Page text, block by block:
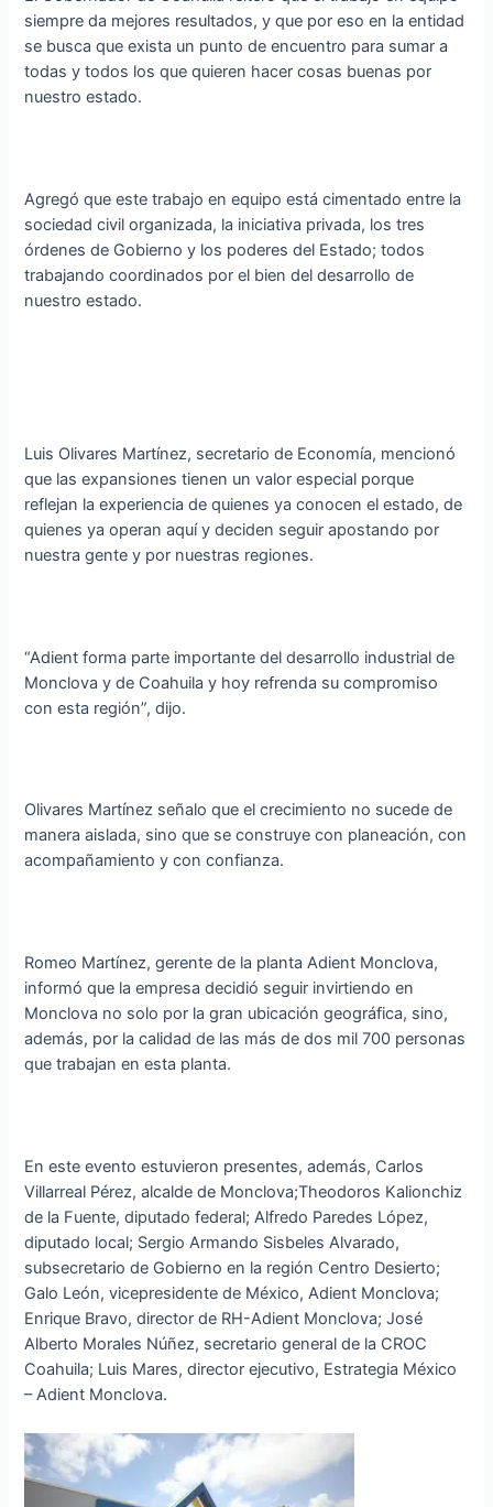
siempre da mejores resultados, y que por eso en la entidad
se busca que exista un punto de encuentro para sumar a
todas y todos los que quieren hacer cosas buenas por
nuestro estado.
Agregó que este trabajo en equipo está cimentado entre la
sociedad civil organizada, la iniciativa privada, los tres
órdenes de Gobierno y los poderes del Estado; todos
trabajando coordinados por el bien del desarrollo de
nuestro estado.
Luis Olivares Martínez, secretario de Economía, mencionó
que las expansiones tienen un valor especial porque
reflejan la experiencia de quienes ya conocen el estado, de
quienes ya operan aquí y deciden seguir apostando por
nuestra gente y por nuestras regiones.
“Adient forma parte importante del desarrollo industrial de
Monclova y de Coahuila y hoy refrenda su compromiso
con esta región”, dijo.
Olivares Martínez señalo que el crecimiento no sucede de
manera aislada, sino que se construye con planeación, con
acompañamiento y con confianza.
Romeo Martínez, gerente de la planta Adient Monclova,
informó que la empresa decidió seguir invirtiendo en
Monclova no solo por la gran ubicación geográfica, sino,
además, por la calidad de las más de dos mil 700 personas
que trabajan en esta planta.
En este evento estuvieron presentes, además, Carlos
Villarreal Pérez, alcalde de Monclova;Theodoros Kalionchiz
de la Fuente, diputado federal; Alfredo Paredes López,
diputado local; Sergio Armando Sisbeles Alvarado,
subsecretario de Gobierno en la región Centro Desierto;
Galo León, vicepresidente de México, Adient Monclova;
Enrique Bravo, director de RH-Adient Monclova; José
Alberto Morales Núñez, secretario general de la CROC
Coahuila; Luis Mares, director ejecutivo, Estrategia México
– Adient Monclova.